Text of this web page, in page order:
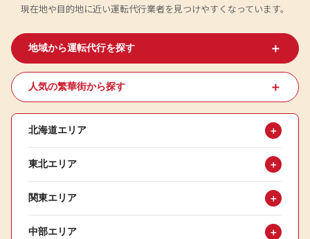
現在地や目的地に近い運転代行業者を見つけやすくなっています。
地域から運転代行を探す ＋
人気の繁華街から探す ＋
北海道エリア ＋
東北エリア ＋
関東エリア ＋
中部エリア ＋